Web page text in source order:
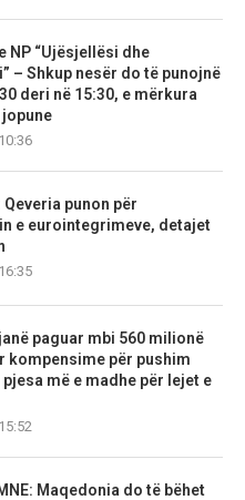
NP “Ujësjellësi dhe
– Shkup nesër do të punojnë
deri në 15:30, e mërkura
punon për
e eurointegrimeve, detajet
paguar mbi 560 milionë
kompensime për pushim
më e madhe për lejet e
Maqedonia do të bëhet